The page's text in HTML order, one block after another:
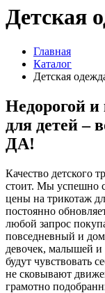
Детская
Главная
Каталог
Детская
Недорогой
для детей –
ДА!
Качество детского
стоит. Мы успешно
цены на трикотаж
постоянно
любой запрос
повседневный и
девочек, малышей и
будут чувствовать
не сковывают
грамотно